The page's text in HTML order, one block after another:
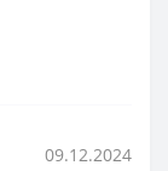
09.12.2024